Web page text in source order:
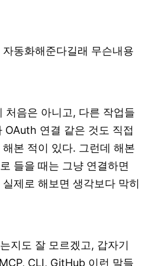
동화해준다길래 무슨내용
처음은 아니고, 다른 작업들
OAuth 연결 같은 것도 직접
본 적이 있다. 그런데 해본
들을 때는 그냥 연결하면
제로 해보면 생각보다 막히
지도 잘 모르겠고, 갑자기
CLI, GitHub 이런 말들